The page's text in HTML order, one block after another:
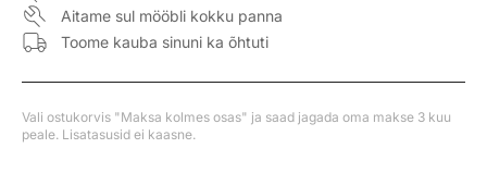
Aitame sul mööbli kokku panna
Toome kauba sinuni ka õhtuti
Vali ostukorvis "Maksa kolmes osas" ja saad jagada oma makse 3 kuu
peale. Lisatasusid ei kaasne.